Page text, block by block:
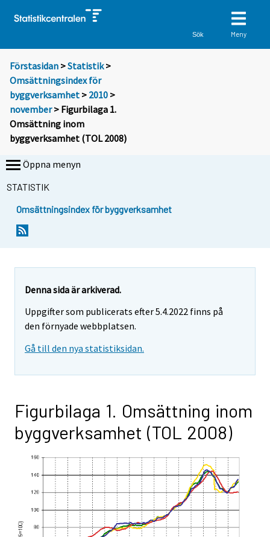
Sök Meny
Förstasidan >Statistik >
Omsättningsindex för
byggverksamhet > 2010 >
november> Figurbilaga 1.
Omsättning inom
byggverksamhet (TOL 2008)
Öppna menyn
STATISTIK
Omsättningsindex för byggverksamhet
Denna sida är arkiverad.
Uppgifter som publicerats efter 5.4.2022 finns på
den förnyade webbplatsen.
Gå till den nya statistiksidan.
Figurbilaga 1. Omsättning inom
byggverksamhet (TOL 2008)